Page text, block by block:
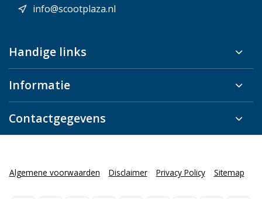
info@scootplaza.nl
Handige links
Informatie
Contactgegevens
Algemene voorwaarden Disclaimer Privacy Policy Sitemap